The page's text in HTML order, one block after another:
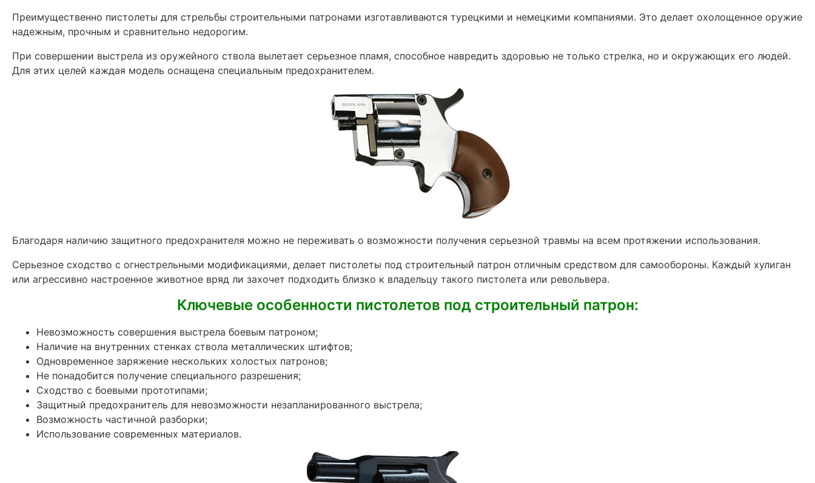
Преимущественно пистолеты для стрельбы строительными патронами изготавливаются турецкими и немецкими компаниями. Это делает охолощенное оружие
надежным, прочным и сравнительно недорогим.
При совершении выстрела из оружейного ствола вылетает серьезное пламя, способное навредить здоровью не только стрелка, но и окружающих его людей.
Для этих целей каждая модель оснащена специальным предохранителем.
Благодаря наличию защитного предохранителя можно не переживать о возможности получения серьезной травмы на всем протяжении использования.
Серьезное сходство с огнестрельными модификациями, делает пистолеты под строительный патрон отличным средством для самообороны. Каждый хулиган
или агрессивно настроенное животное вряд ли захочет подходить близко к владельцу такого пистолета или револьвера.
Ключевые особенности пистолетов под строительный патрон:
Невозможность совершения выстрела боевым патроном;
Наличие на внутренних стенках ствола металлических штифтов;
Одновременное заряжение нескольких холостых патронов;
Не понадобится получение специального разрешения;
Сходство с боевыми прототипами;
Защитный предохранитель для невозможности незапланированного выстрела;
Возможность частичной разборки;
Использование современных материалов.